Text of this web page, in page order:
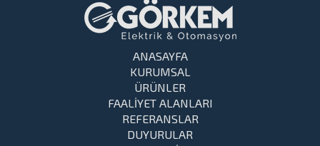
ANASAYFA
KURUMSAL
ÜRÜNLER
FAALİYET ALANLARI
REFERANSLAR
DUYURULAR